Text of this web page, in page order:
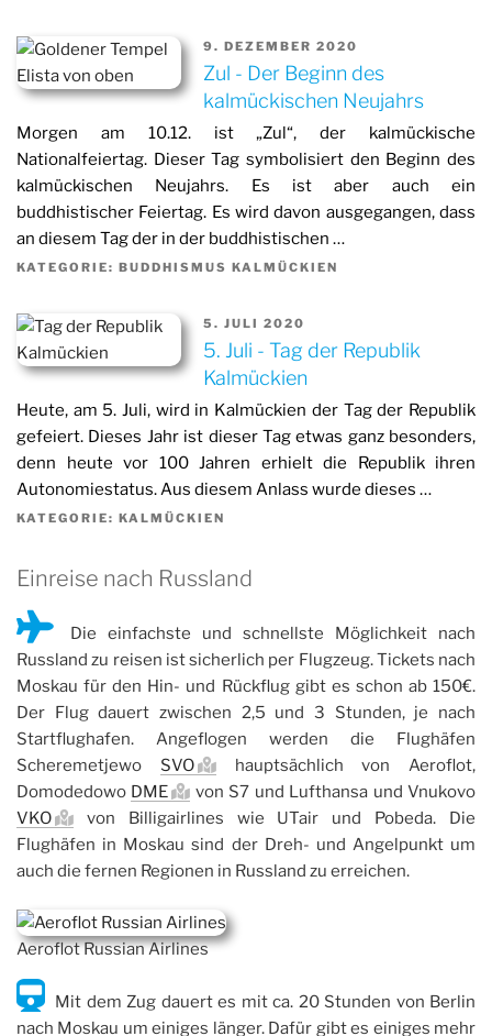
9. DEZEMBER 2020
Zul - Der Beginn des
kalmückischen Neujahrs
Morgen am 10.12. ist „Zul“, der kalmückische
Nationalfeiertag. Dieser Tag symbolisiert den Beginn des
kalmückischen Neujahrs. Es ist aber auch ein
buddhistischer Feiertag. Es wird davon ausgegangen, dass
an diesem Tag der in der buddhistischen …
KATEGORIE: BUDDHISMUS KALMÜCKIEN
5. JULI 2020
5. Juli - Tag der Republik
Kalmückien
Heute, am 5. Juli, wird in Kalmückien der Tag der Republik
gefeiert. Dieses Jahr ist dieser Tag etwas ganz besonders,
denn heute vor 100 Jahren erhielt die Republik ihren
Autonomiestatus. Aus diesem Anlass wurde dieses …
KATEGORIE: KALMÜCKIEN
Einreise nach Russland
Die einfachste und schnellste Möglichkeit nach
Russland zu reisen ist sicherlich per Flugzeug. Tickets nach
Moskau für den Hin- und Rückflug gibt es schon ab 150€.
Der Flug dauert zwischen 2,5 und 3 Stunden, je nach
Startflughafen. Angeflogen werden die Flughäfen
Scheremetjewo SVO
hauptsächlich von Aeroflot,
Domodedowo DME
von S7 und Lufthansa und Vnukovo
VKO
von Billigairlines wie UTair und Pobeda. Die
Flughäfen in Moskau sind der Dreh- und Angelpunkt um
auch die fernen Regionen in Russland zu erreichen.
Aeroflot Russian Airlines
Mit dem Zug dauert es mit ca. 20 Stunden von Berlin
nach Moskau um einiges länger. Dafür gibt es einiges mehr